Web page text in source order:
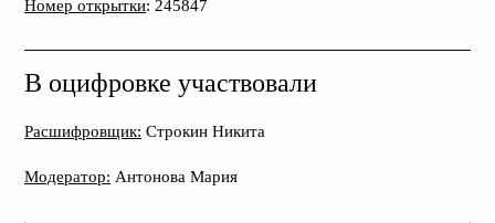
Номер открытки: 245847
В оцифровке участвовали
Расшифровщик: Строкин Никита
Модератор: Антонова Мария